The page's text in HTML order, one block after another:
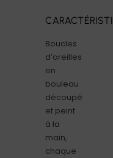
Boucles
d’oreilles
en
bouleau
découpé
et peint
à la
main,
chaque